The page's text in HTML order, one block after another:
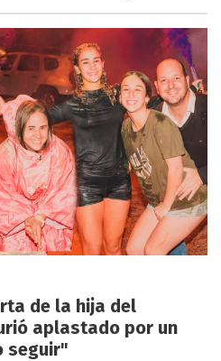
de la hija del
aplastado por un
seguir"